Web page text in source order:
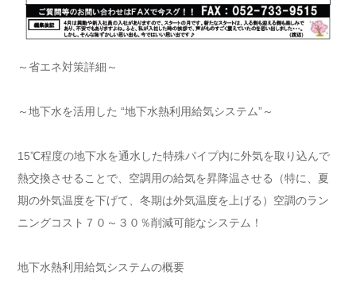
～省エネ対策詳細～
～地下水を活用した “地下水熱利用給気システム”～
15℃程度の地下水を通水した特殊パイプ内に外気を取り込んで
熱交換させることで、空調用の給気を昇降温させる（特に、夏
期の外気温度を下げて、冬期は外気温度を上げる）空調のラン
ニングコスト７０～３０％削減可能なシステム！
地下水熱利用給気システムの概要